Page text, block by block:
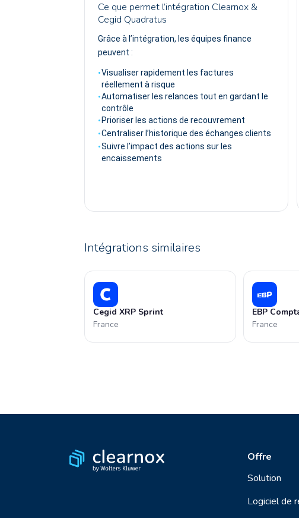
Ce que permet l’intégration Clearnox &
Cegid Quadratus
Grâce à l’intégration, les équipes finance
peuvent :
Visualiser rapidement les factures
réellement à risque
Automatiser les relances tout en gardant le
contrôle
Prioriser les actions de recouvrement
Centraliser l’historique des échanges clients
Suivre l’impact des actions sur les
encaissements
Intégrations similaires
Cegid XRP Sprint
France
EBP
France
Offre
Solution
Logiciel de